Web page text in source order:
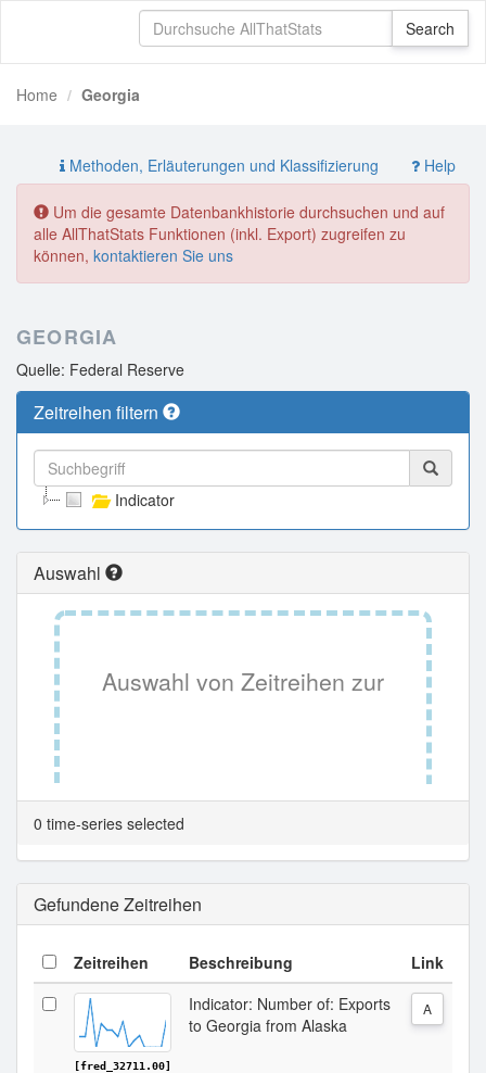
Home Georgia
Methoden, Erläuterungen und Klassifizierung Help
Um die gesamte Datenbankhistorie durchsuchen und auf
alle AllThatStats Funktionen (inkl. Export) zugreifen zu
können, kontaktieren Sie uns
GEORGIA
Quelle: Federal Reserve
Zeitreihen filtern
Indicator
Auswahl
Auswahl von Zeitreihen zur
Tabellenansicht.
0 time-series selected
Gefundene Zeitreihen
Zeitreihen Beschreibung Link
[fred_32711.00]
Indicator: Number of: Exports
to Georgia from Alaska
A